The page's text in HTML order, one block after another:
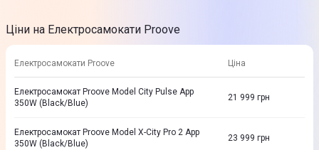
Ціни на Електросамокати Proove
Електросамокати Proove Ціна
Електросамокат Proove Model City Pulse App
350W (Black/Blue)
21 999 грн
Електросамокат Proove Model X-City Pro 2 App
350W (Black/Blue)
23 999 грн